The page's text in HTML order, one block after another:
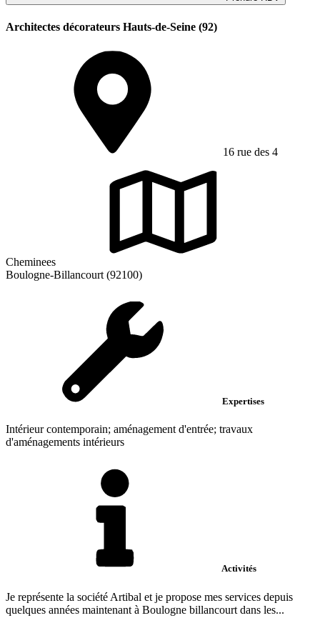
Architectes décorateurs Hauts-de-Seine (92)
16 rue des 4
Cheminees
Boulogne-Billancourt (92100)
Expertises
Intérieur contemporain; aménagement d'entrée; travaux
d'aménagements intérieurs
Activités
Je représente la société Artibal et je propose mes services depuis
quelques années maintenant à Boulogne billancourt dans les...